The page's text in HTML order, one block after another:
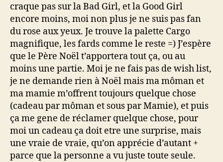
craque pas sur la Bad Girl, et la Good Girl
encore moins, moi non plus je ne suis pas fan
du rose aux yeux. Je trouve la palette Cargo
magnifique, les fards comme le reste =) J’espère
que le Père Noël t’apportera tout ça, ou au
moins une partie. Moi je ne fais pas de wish list,
je ne demande rien à Noël mais ma môman et
ma mamie m’offrent toujours quelque chose
(cadeau par môman et sous par Mamie), et puis
ça me gene de réclamer quelque chose, pour
moi un cadeau ça doit etre une surprise, mais
une vraie de vraie, qu’on apprécie d’autant +
parce que la personne a vu juste toute seule.